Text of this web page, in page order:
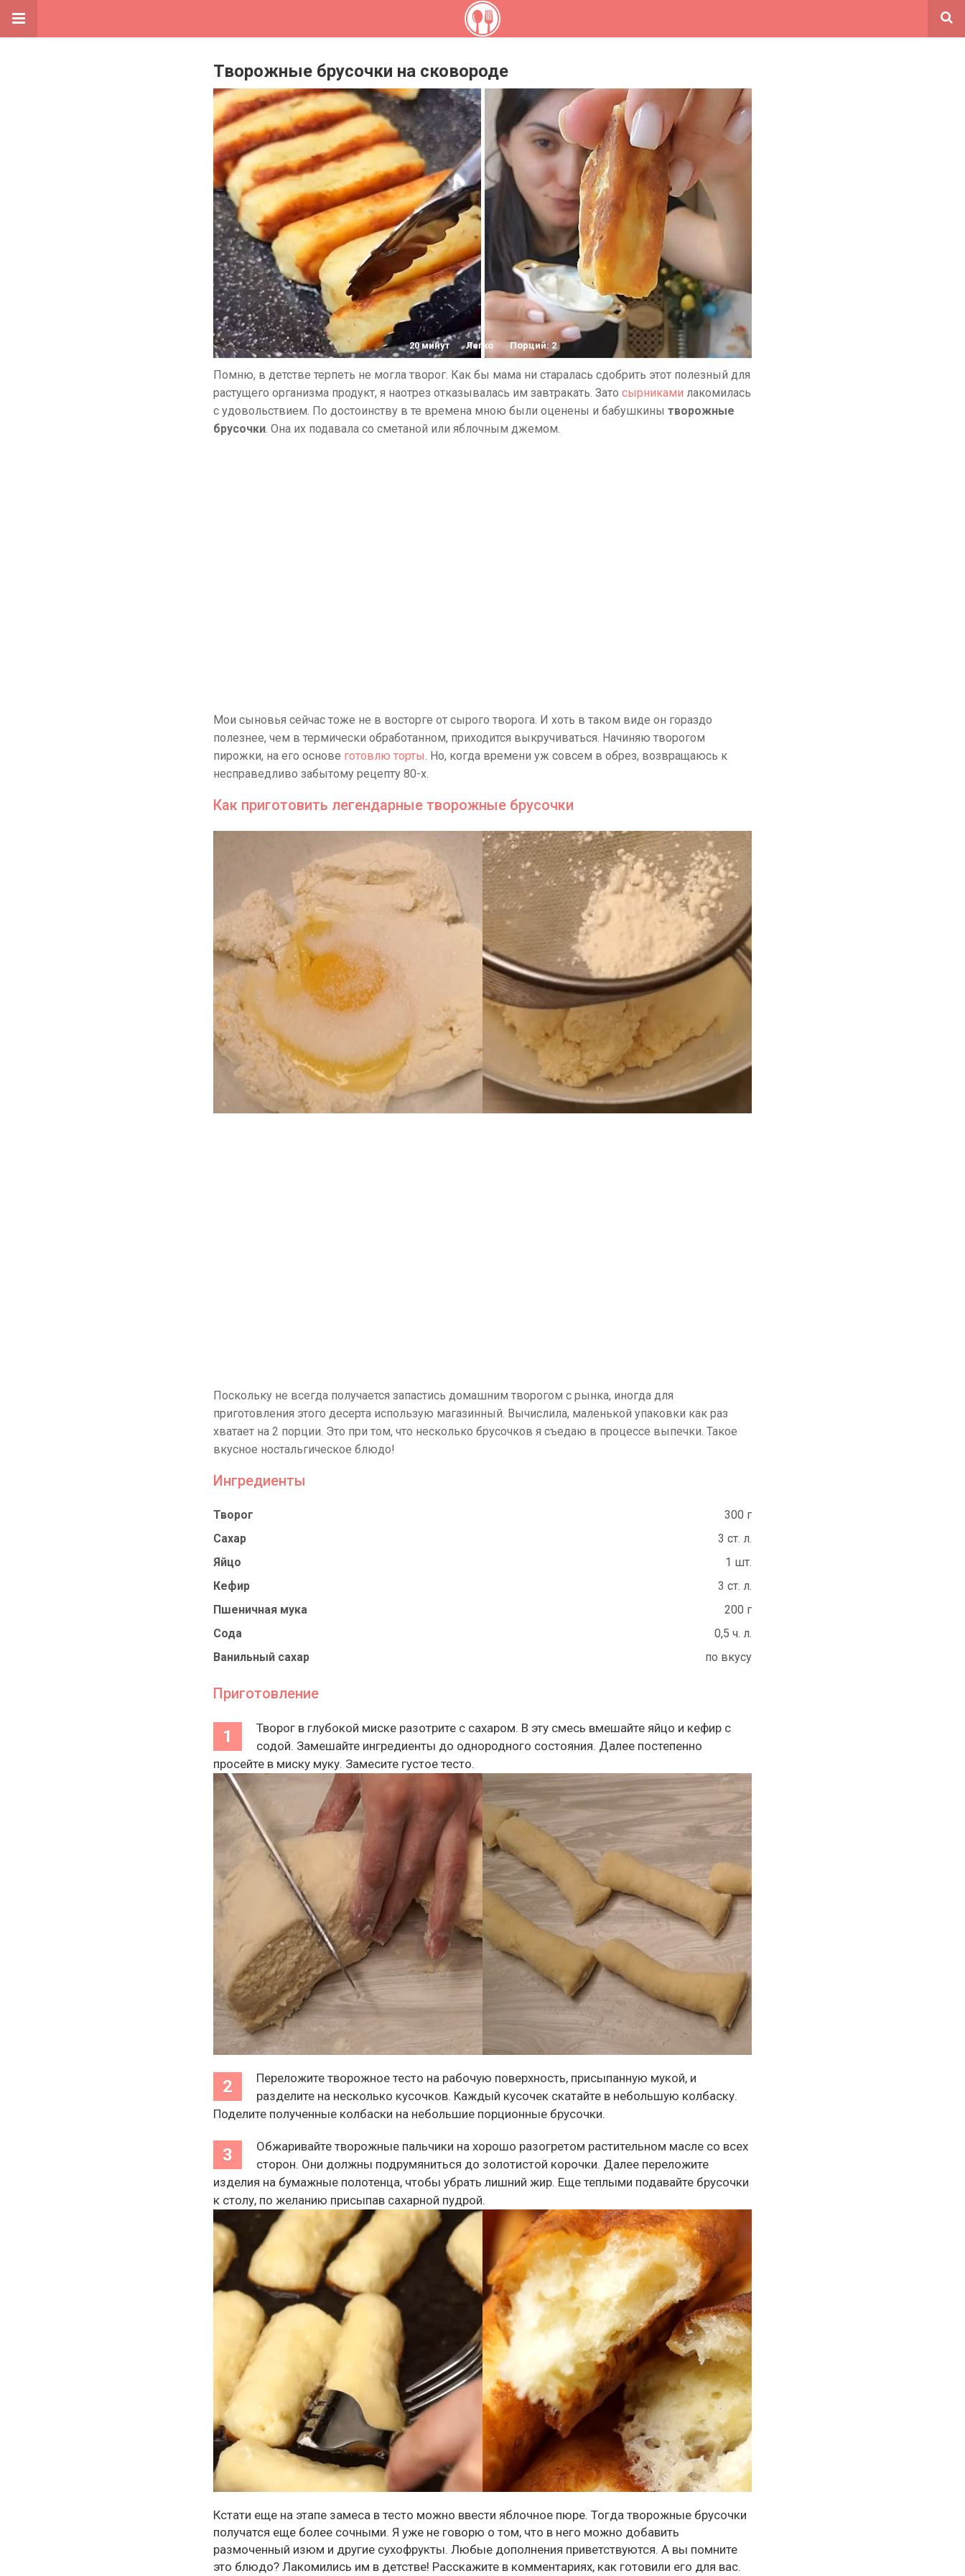
Творожные брусочки на сковороде
20 минут Легко Порций: 2
Помню, в детстве терпеть не могла творог. Как бы мама ни старалась сдобрить этот полезный для
растущего организма продукт, я наотрез отказывалась им завтракать. Зато сырниками лакомилась
с удовольствием. По достоинству в те времена мною были оценены и бабушкины творожные
брусочки. Она их подавала со сметаной или яблочным джемом.
Мои сыновья сейчас тоже не в восторге от сырого творога. И хоть в таком виде он гораздо
полезнее, чем в термически обработанном, приходится выкручиваться. Начиняю творогом
пирожки, на его основе готовлю торты. Но, когда времени уж совсем в обрез, возвращаюсь к
несправедливо забытому рецепту 80-х.
Как приготовить легендарные творожные брусочки
Поскольку не всегда получается запастись домашним творогом с рынка, иногда для
приготовления этого десерта использую магазинный. Вычислила, маленькой упаковки как раз
хватает на 2 порции. Это при том, что несколько брусочков я съедаю в процессе выпечки. Такое
вкусное ностальгическое блюдо!
Ингредиенты
Творог
300 г
Сахар
3 ст. л.
Яйцо
1 шт.
Кефир
3 ст. л.
Пшеничная мука
200 г
Сода
0,5 ч. л.
Ванильный сахар
по вкусу
Приготовление
Творог в глубокой миске разотрите с сахаром. В эту смесь вмешайте яйцо и кефир с
содой. Замешайте ингредиенты до однородного состояния. Далее постепенно
просейте в миску муку. Замесите густое тесто.
Переложите творожное тесто на рабочую поверхность, присыпанную мукой, и
разделите на несколько кусочков. Каждый кусочек скатайте в небольшую колбаску.
Поделите полученные колбаски на небольшие порционные брусочки.
Обжаривайте творожные пальчики на хорошо разогретом растительном масле со всех
сторон. Они должны подрумяниться до золотистой корочки. Далее переложите
изделия на бумажные полотенца, чтобы убрать лишний жир. Еще теплыми подавайте брусочки
к столу, по желанию присыпав сахарной пудрой.
Кстати еще на этапе замеса в тесто можно ввести яблочное пюре. Тогда творожные брусочки
получатся еще более сочными. Я уже не говорю о том, что в него можно добавить
размоченный изюм и другие сухофрукты. Любые дополнения приветствуются. А вы помните
это блюдо? Лакомились им в детстве! Расскажите в комментариях, как готовили его для вас.